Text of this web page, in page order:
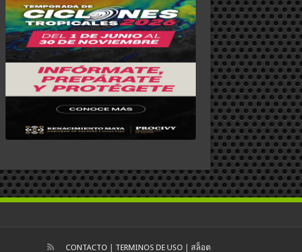
CONTACTO TERMINOS DE USO สล็อต